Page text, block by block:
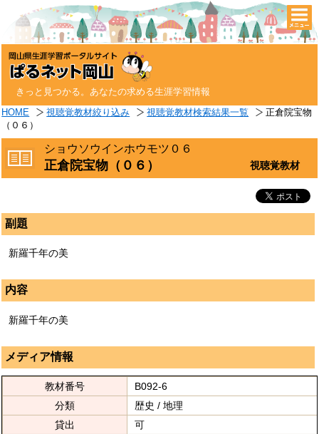
きっと見つかる。あなたの求める生涯学習情報
HOME 視聴覚教材絞り込み 視聴覚教材検索結果一覧
正倉院宝物
（０６）
ショウソウインホウモツ０６
正倉院宝物（０６） 視聴覚教材
副題
新羅千年の美
内容
新羅千年の美
メディア情報
教材番号
B092-6
分類
歴史 / 地理
貸出
可